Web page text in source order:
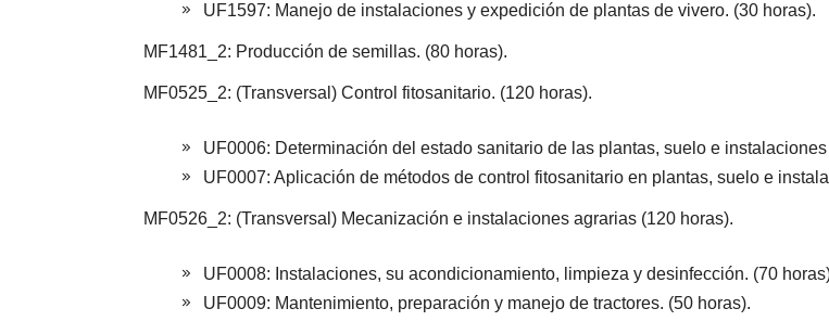
UF1597: Manejo de instalaciones y expedición de plantas de vivero. (30 horas).
MF1481_2: Producción de semillas. (80 horas).
MF0525_2: (Transversal) Control fitosanitario. (120 horas).
UF0006: Determinación del estado sanitario de las plantas, suelo e
UF0007: Aplicación de métodos de control fitosanitario en plantas, suelo e
MF0526_2: (Transversal) Mecanización e instalaciones agrarias (120 horas).
UF0008: Instalaciones, su acondicionamiento, limpieza y desinfección. (70
UF0009: Mantenimiento, preparación y manejo de tractores. (50 horas).